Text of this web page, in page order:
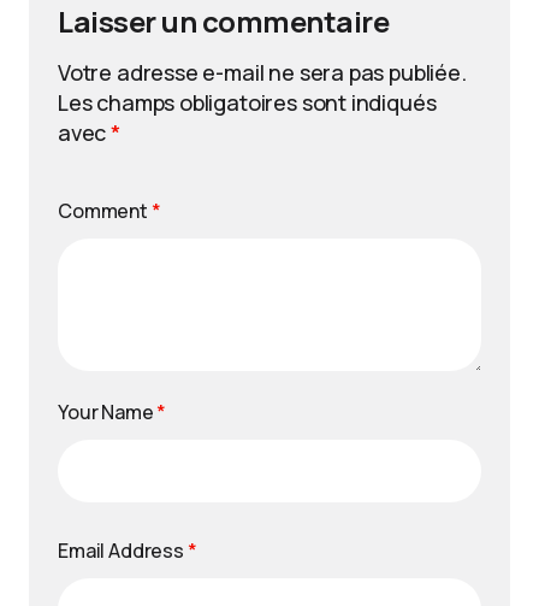
Laisser un commentaire
Votre adresse e-mail ne sera pas publiée.
Les champs obligatoires sont indiqués
avec*
Comment *
Your Name*
Email Address *